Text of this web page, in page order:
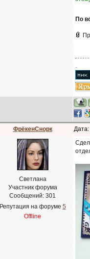
По
.
ФрёкенСнорк
Светлана
Участник форума
Сообщений: 301
Репутация на форуме 5
Offline